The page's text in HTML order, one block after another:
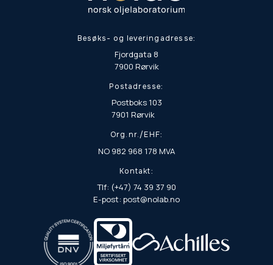
Besøks- og leveringadresse:
Fjordgata 8
7900 Rørvik
Postadresse:
Postboks 103
7901 Rørvik
Org.nr./EHF:
NO 982 968 178 MVA
Kontakt:
Tlf: (+47) 74 39 37 90
E-post: post@nolab.no